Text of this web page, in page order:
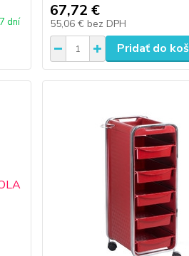
dní
67,72 €
55,06 € bez DPH
Pridať do